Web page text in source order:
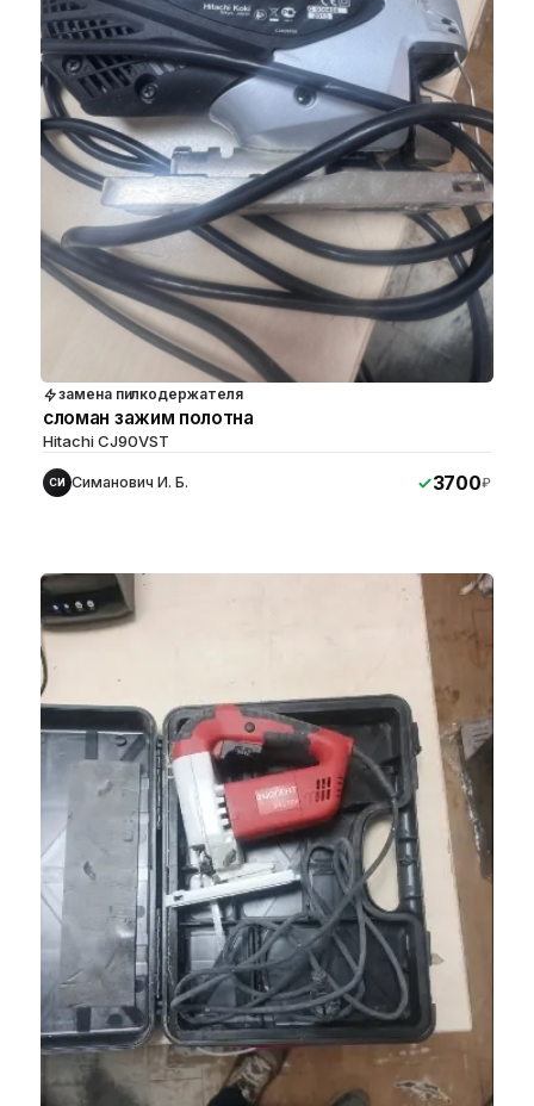
замена пилкодержателя
сломан зажим полотна
Hitachi СJ90VST
СИ Симанович И. Б. 3700₽